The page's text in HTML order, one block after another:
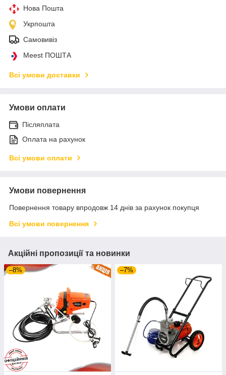
Нова Пошта
Укрпошта
Самовивіз
Meest ПОШТА
Всі умови доставки
Умови оплати
Післяплата
Оплата на рахунок
Всі умови оплати
Умови повернення
Повернення товару впродовж 14 днів за рахунок покупця
Всі умови повернення
Акційні пропозиції та новинки
–8% –7%